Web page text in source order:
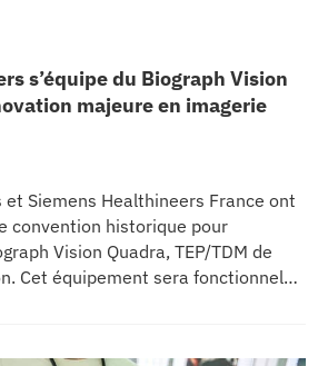
s’équipe du Biograph Vision
majeure en imagerie
et Siemens Healthineers France ont
convention historique pour
Vision Quadra, TEP/TDM de
Cet équipement sera fonctionnel
et scientifique de l’établissement.